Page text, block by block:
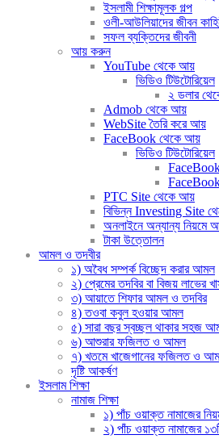
ইসলামী শিক্ষামূলক গল্প
ওলী-আউলিয়াদের জীবন
সফল ব্যক্তিদের জীবনী
আয় করুন
YouTube থেকে আয়
ভিডিও টিউটোরিয়েল
২ ডলার
Admob থেকে আয়
WebSite তৈরি করে আয়
FaceBook থেকে আয়
ভিডিও টিউটোরিয়েল
FaceBook
FaceBook
PTC Site থেকে আয়
বিভিন্ন Investing Site
অনলাইনে অন্যান্য নিয়মে
টাকা উত্তোলন
আমল ও তদবীর
১) অবৈধ সম্পর্ক বিচ্ছেদ করার আমল
২) প্রেমের তদবির বা বিজয় লাভের
৩) আয়াতে শিফার আমল ও তদবির
৪) তওবা কবুল হওয়ার আমল
৫) সারা বছর স্বচ্ছল থাকার সহজ
৬) আশুরার ফজিলত ও আমল
৭) খতমে খাজেগানের ফজিলত ও
দৃষ্টি আকর্ষণ
ইসলাম শিক্ষা
নামাজ শিক্ষা
১) পাঁচ ওয়াক্ত নামাজের
২) পাঁচ ওয়াক্ত নামাজের